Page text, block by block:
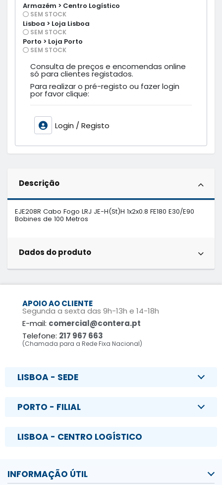
Armazém > Centro Logístico
SEM STOCK
Lisboa > Loja Lisboa
SEM STOCK
Porto > Loja Porto
SEM STOCK
Consulta de preços e encomendas online
só para clientes registados.
Para realizar o pré-registo ou fazer login
por favor clique:
Login / Registo
Descrição
EJE208R Cabo Fogo LRJ JE-H(St)H 1x2x0.8 FE180 E30/E90
Bobines de 100 Metros
Dados do produto
APOIO AO CLIENTE
Segunda a sexta das 9h-13h e 14-18h
E-mail: comercial@contera.pt
Telefone: 217 967 663
(Chamada para a Rede Fixa Nacional)
LISBOA - SEDE
PORTO - FILIAL
LISBOA - CENTRO LOGÍSTICO
INFORMAÇÃO ÚTIL